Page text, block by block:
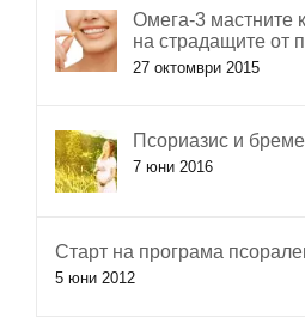
Омега-3 мастните
на страдащите от
27 октомври 2015
Псориазис и
7 юни 2016
Старт на програма
5 юни 2012